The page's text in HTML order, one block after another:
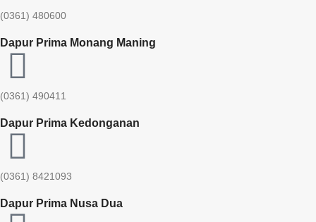
(0361) 480600
Dapur Prima Monang Maning
(0361) 490411​
Dapur Prima Kedonganan
(0361) 8421093
Dapur Prima Nusa Dua